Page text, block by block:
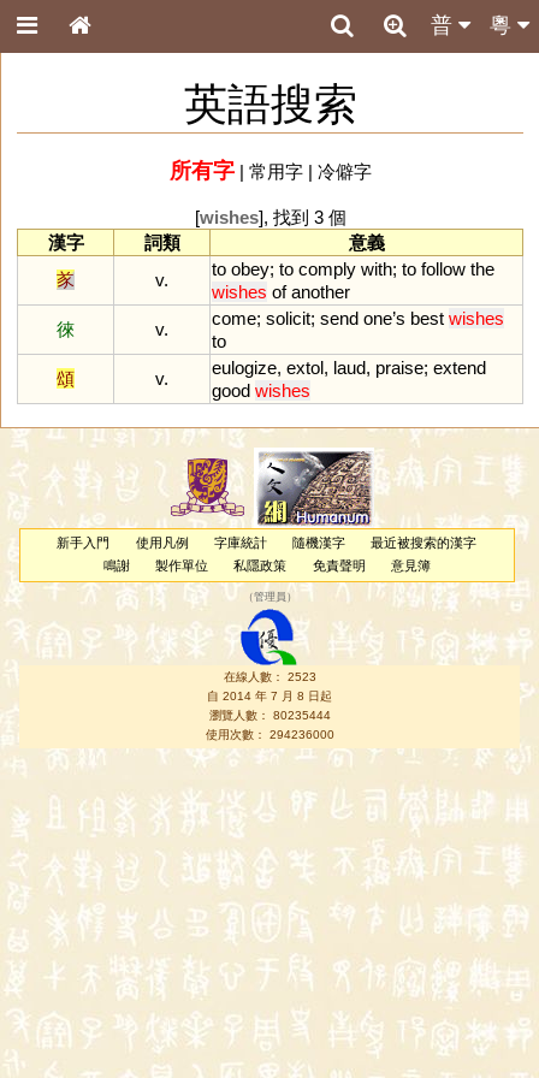
粵
普
英語搜索
所有字| 常用字| 冷僻字
[wishes], 找到 3 個
漢字
詞類
意義
㒸
v.
to obey; to comply with; to follow the
wishes of another
徠
v.
come; solicit; send one’s best wishes
to
頌
v.
eulogize, extol, laud, praise; extend
good wishes
新手入門 使用凡例 字庫統計 隨機漢字
最近被搜索的漢字
鳴謝
製作單位 私隱政策 免責聲明 意見簿
（管理員 ）
在線人數： 2523
自 2014 年 7 月 8 日起
瀏覽人數： 80235444
使用次數： 294236000